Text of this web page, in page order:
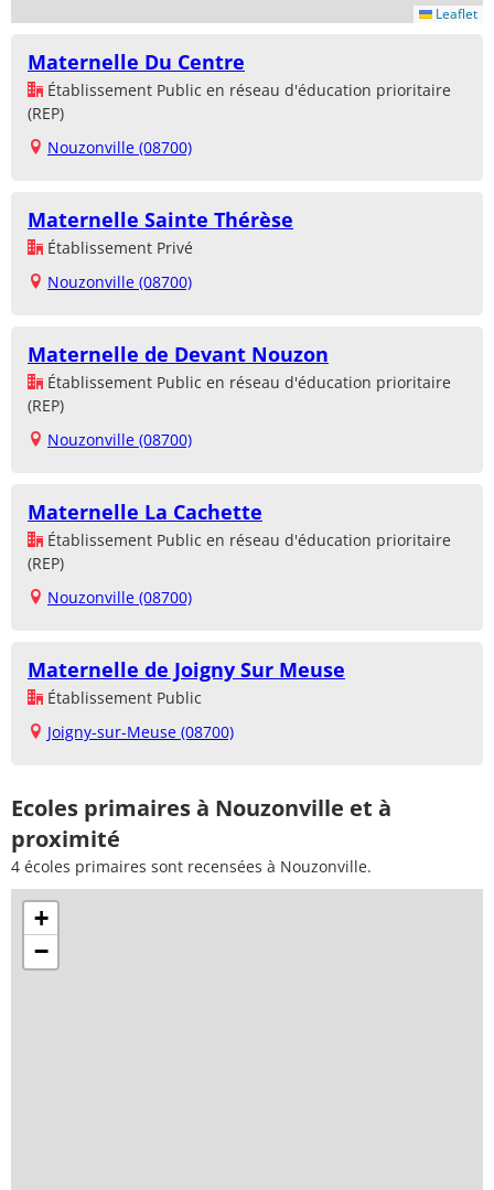
Leaflet
Maternelle Du Centre
Établissement Public en réseau d'éducation prioritaire
(REP)
Nouzonville (08700)
Maternelle Sainte Thérèse
Établissement Privé
Nouzonville (08700)
Maternelle de Devant Nouzon
Établissement Public en réseau d'éducation prioritaire
(REP)
Nouzonville (08700)
Maternelle La Cachette
Établissement Public en réseau d'éducation prioritaire
(REP)
Nouzonville (08700)
Maternelle de Joigny Sur Meuse
Établissement Public
Joigny-sur-Meuse (08700)
Ecoles primaires à Nouzonville et à
proximité
4 écoles primaires sont recensées à Nouzonville.
+
−